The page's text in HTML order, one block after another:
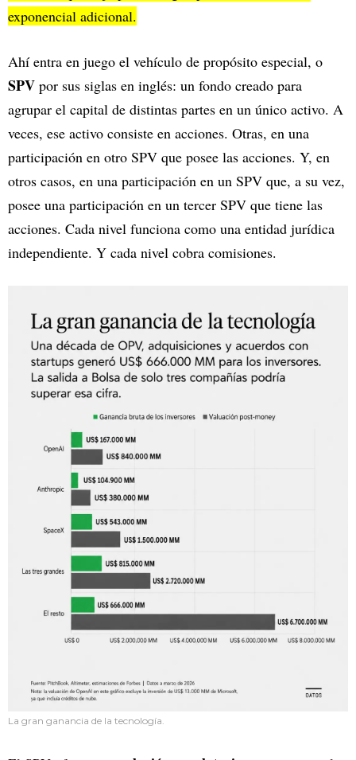
exponencial adicional.
Ahí entra en juego el vehículo de propósito especial, o
SPV por sus siglas en inglés: un fondo creado para
agrupar el capital de distintas partes en un único activo. A
veces, ese activo consiste en acciones. Otras, en una
participación en otro SPV que posee las acciones. Y, en
otros casos, en una participación en un SPV que, a su vez,
posee una participación en un tercer SPV que tiene las
acciones. Cada nivel funciona como una entidad jurídica
independiente. Y cada nivel cobra comisiones.
La gran ganancia de la tecnología.